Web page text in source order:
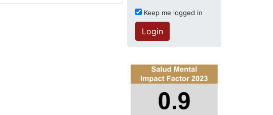
Keep me logged in
Login